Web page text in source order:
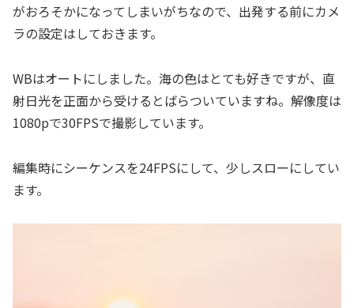
がおろそかになってしまいがちなので、出発する前にカメ
ラの設定はしておきます。
WBはオートにしました。海の色はとても好きですが、直
射日光を正面から受けるとばらついていますね。解像度は
1080pで30FPSで撮影しています。
編集時にシーケンスを24FPSにして、少しスローにしてい
ます。